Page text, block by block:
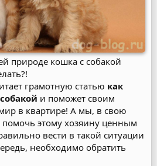
природе кошка с собакой
грамотную статью как
и поможет своим
в квартире! А мы, в свою
помочь этому хозяину ценным
вести в такой ситуации
необходимо обратить